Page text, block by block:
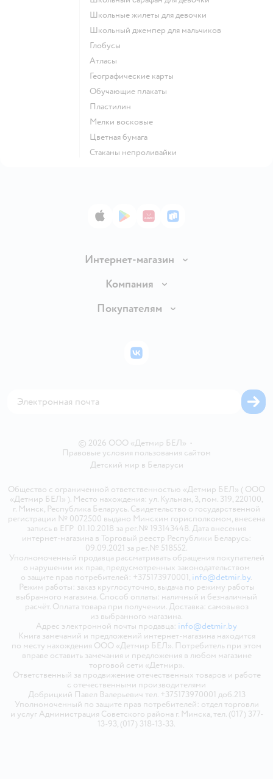
Школьные жилеты для девочки
Школьный джемпер для мальчиков
Глобусы
Атласы
Географические карты
Обучающие плакаты
Пластилин
Мелки восковые
Цветная бумага
Стаканы непроливайки
App StoreGoogle Play
AppGallery
RuStore
Интернет-магазин
Доставка и оплата
Правила продажи
Политика использования файлов cookie
Компания
Вакансии
Покупателям
Бонусные карты
© 2026 ООО «Детмир БЕЛ» •
Правовые условия пользования сайтом
Детский мир в Беларуси
Общество с ограниченной ответственностью «Детмир БЕЛ» ( ООО
«Детмир БЕЛ» ). Место нахождения: ул. Кульман, 3, пом. 319, 220100,
г. Минск, Республика Беларусь. Свидетельство о государственной
регистрации № 0072500 выдано Минским горисполкомом, внесена
запись в ЕГР 01.10.2018 за рег.№ 193143448. Дата внесения
интернет-магазина в Торговый реестр Республики Беларусь:
09.09.2021 за рег.№ 518552.
Уполномоченный продавца рассматривать обращения покупателей
о нарушении их прав, предусмотренных законодательством
о защите прав потребителей: +375173970001, info@detmir.by.
Режим работы: заказ круглосуточно, выдача по режиму работы
выбранного магазина. Способ оплаты: наличный и безналичный
расчёт. Оплата товара при получении. Доставка: самовывоз
из выбранного магазина.
Адрес электронной почты продавца: info@detmir.by
Книга замечаний и предложений интернет-магазина находится
по месту нахождения ООО «Детмир БЕЛ». Потребитель при этом
вправе оставить замечания и предложения в любом магазине
торговой сети «Детмир».
Ответственный за продвижение отечественных товаров и работе
с отечественными производителями
Добрицкий Павел Валерьевич тел. +375173970001 доб.213
Уполномоченный по защите прав потребителей: отдел торговли
и услуг Администрация Советского района г. Минска, тел. (017) 377-
13-93, (017) 318-13-33.
ВКонтакте